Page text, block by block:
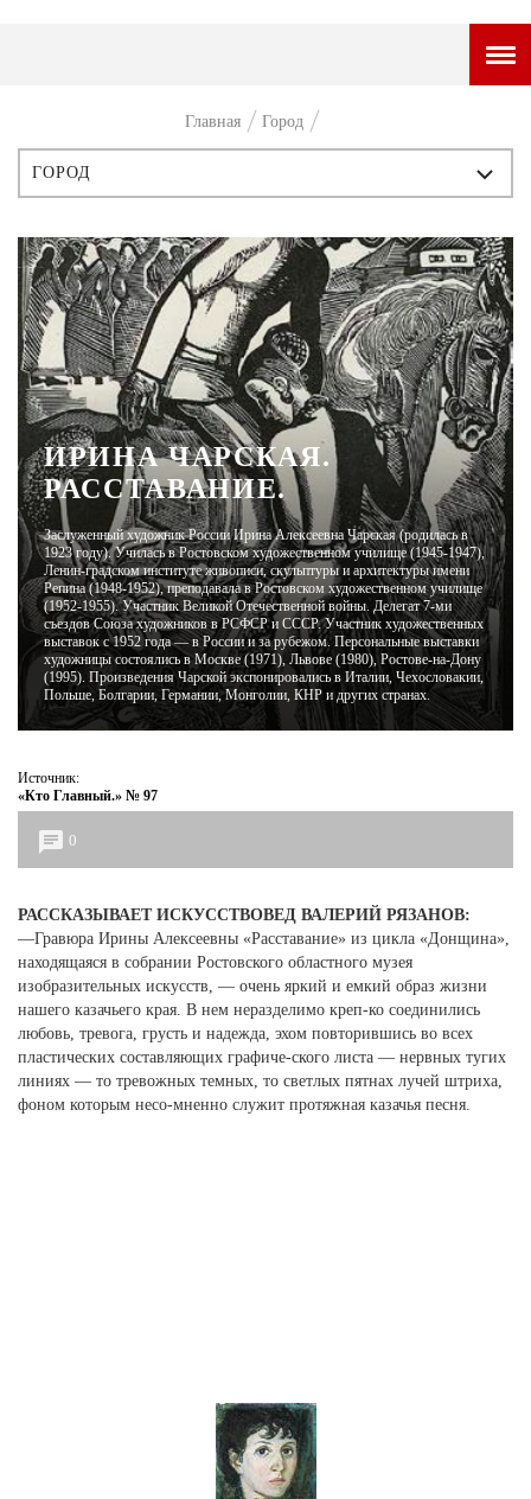
ГОРОДСКОЙ ПОРТАЛ
ПРЕМЬЕРА
ТАМ И ТУТ
СТИЛЬ ЖИЗНИ
ХАЙП
ЧЕЛОВЕК ОСОБЕННЫЙ
КУЛЬТ ЕДЫ
АФИША
ЖУРНАЛ
Главная Город
ИСТОРИЯ
ПЕРСОНЫ
СТИЛЬ
ГОРОД
ЧТИВО
ИРИНА ЧАРСКАЯ.
РАССТАВАНИЕ.
Заслуженный художник России Ирина Алексеевна Чарская (родилась в
1923 году). Училась в Ростовском художественном училище (1945-1947),
Ленин-градском институте живописи, скульптуры и архитектуры имени
Репина (1948-1952), преподавала в Ростовском художественном училище
(1952-1955). Участник Великой Отечественной войны. Делегат 7-ми
съездов Союза художников в РСФСР и СССР. Участник художественных
выставок с 1952 года — в России и за рубежом. Персональные выставки
художницы состоялись в Москве (1971), Львове (1980), Ростове-на-Дону
(1995). Произведения Чарской экспонировались в Италии, Чехословакии,
Польше, Болгарии, Германии, Монголии, КНР и других странах.
Источник:
«Кто Главный.» № 97
0
РАССКАЗЫВАЕТ ИСКУССТВОВЕД ВАЛЕРИЙ РЯЗАНОВ:
—Гравюра Ирины Алексеевны «Расставание» из цикла «Донщина»,
находящаяся в собрании Ростовского областного музея
изобразительных искусств, — очень яркий и емкий образ жизни
нашего казачьего края. В нем неразделимо креп-ко соединились
любовь, тревога, грусть и надежда, эхом повторившись во всех
пластических составляющих графиче-ского листа — нервных тугих
линиях — то тревожных темных, то светлых пятнах лучей штриха,
фоном которым несо-мненно служит протяжная казачья песня.